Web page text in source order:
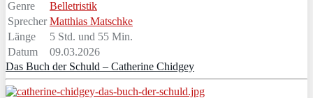
Genre
Belletristik
Sprecher Matthias Matschke
Länge
5 Std. und 55 Min.
Datum
09.03.2026
Das Buch der Schuld – Catherine Chidgey